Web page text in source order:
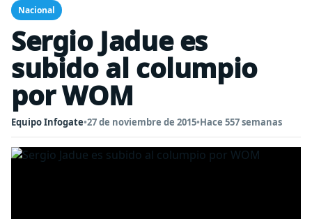
Nacional
Sergio Jadue es
subido al columpio
por WOM
Equipo Infogate•27 de noviembre de 2015•Hace 557 semanas